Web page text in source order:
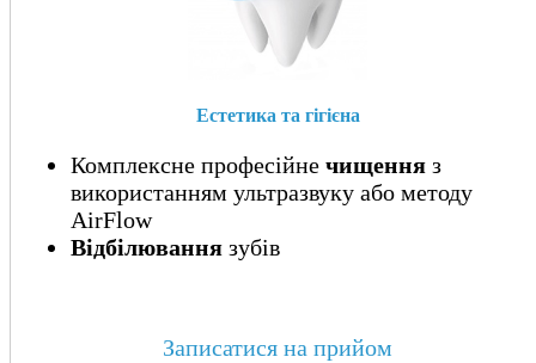
Естетика та гігієна
Комплексне професійне чищення з
використанням ультразвуку або методу
AirFlow
Відбілювання зубів
Записатися на прийом